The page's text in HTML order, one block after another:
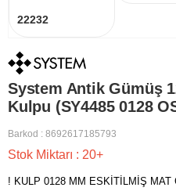
22232
System Antik Gümüş
Kulpu (SY4485 0128
Barkod : 8692617185793
Stok Miktarı : 20+
! KULP 0128 MM ESKİTİLMİŞ MAT